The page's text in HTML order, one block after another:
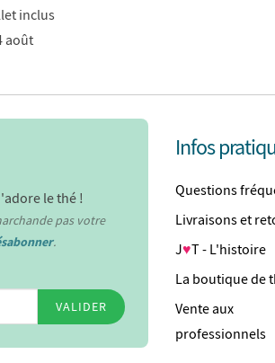
inclus
août
le thé !
pas votre
.
VALIDER
Infos
Questions
Livraisons et
J♥T - L'histoire
La boutique de
Vente aux
professionnels